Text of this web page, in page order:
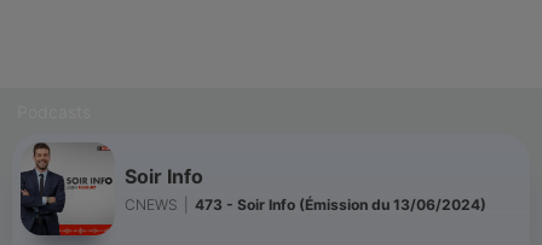
Soir Info
CNEWS 473 - Soir Info (Émission du 13/06/2024)